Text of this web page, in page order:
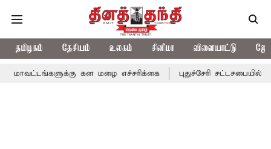
தமிழகம் தேசியம் உலகம் சினிமா விளையாட்டு
கன மழை எச்சரிக்கை புதுச்சேரி சட்டசபையில் வரும்